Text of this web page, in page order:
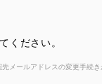
ください。
メールアドレスの変更手続き